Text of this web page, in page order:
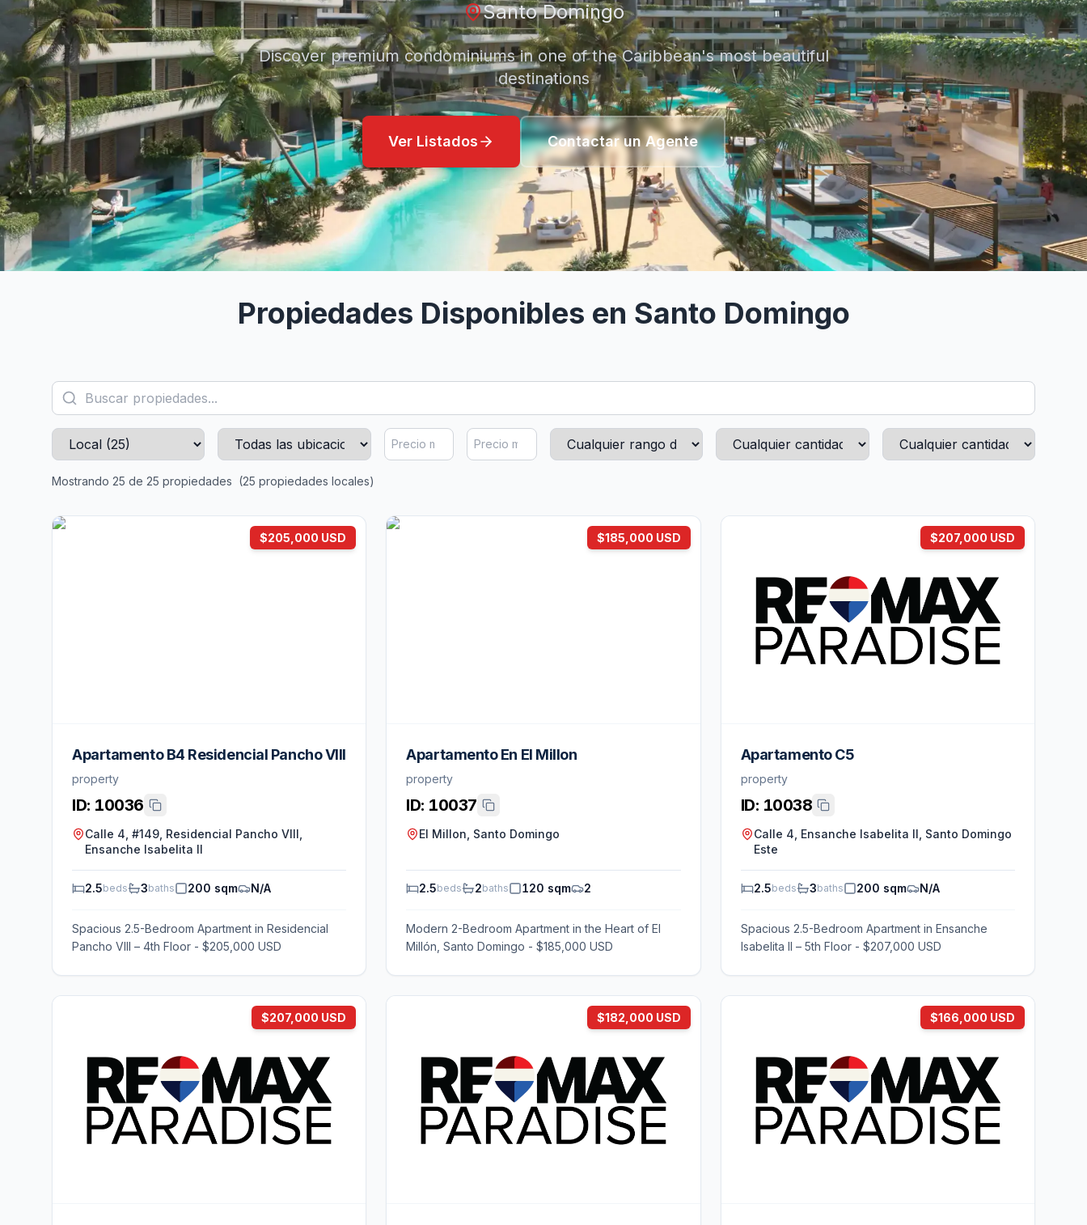
DestacadosSanto Domingo
Discover premium condominiums in one of the Caribbean's most beautiful
destinations
Ver Listados Contactar un Agente
Propiedades Disponibles en Santo Domingo
Mostrando 25 de 25 propiedades (25 propiedades locales)
$205,000 USD
Apartamento B4 Residencial Pancho VIII
property
ID: 10036
Calle 4, #149, Residencial Pancho VIII,
Ensanche Isabelita II
2.5beds 3baths 200 sqm N/A
Spacious 2.5-Bedroom Apartment in Residencial
Pancho VIII – 4th Floor - $205,000 USD
$185,000 USD
Apartamento En El Millon
property
ID: 10037
El Millon, Santo Domingo
2.5beds 2baths 120 sqm 2
Modern 2-Bedroom Apartment in the Heart of El
Millón, Santo Domingo - $185,000 USD
$207,000 USD
Apartamento C5
property
ID: 10038
Calle 4, Ensanche Isabelita II, Santo Domingo
Este
2.5beds 3baths 200 sqm N/A
Spacious 2.5-Bedroom Apartment in Ensanche
Isabelita II – 5th Floor - $207,000 USD
$207,000 USD $182,000 USD $166,000 USD